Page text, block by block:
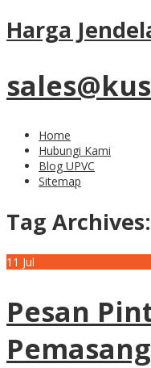
Harga
Home
Hubungi Kami
Blog UPVC
Sitemap
Tag Archives:
11 Jul
Pesan